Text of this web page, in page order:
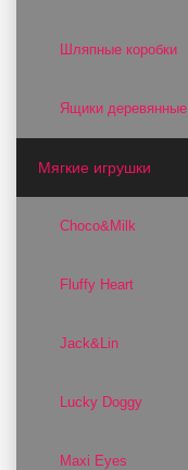
Шляпные коробки
Ящики деревянные
Мягкие игрушки
Choco&Milk
Fluffy Heart
Jack&Lin
Lucky Doggy
Maxi Eyes